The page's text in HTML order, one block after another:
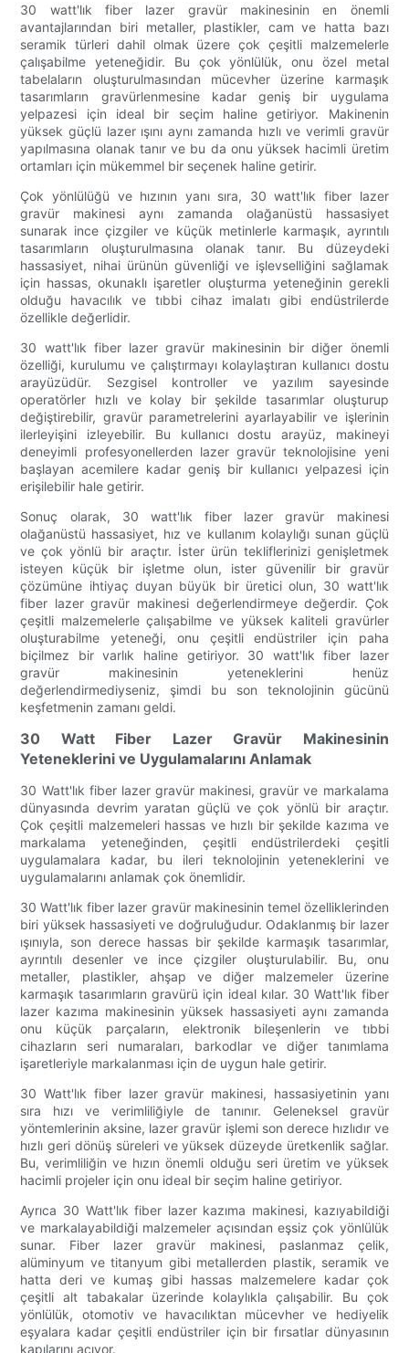
30 watt'lık fiber lazer gravür makinesinin en önemli
avantajlarından biri metaller, plastikler, cam ve hatta bazı
seramik türleri dahil olmak üzere çok çeşitli malzemelerle
çalışabilme yeteneğidir. Bu çok yönlülük, onu özel metal
tabelaların oluşturulmasından mücevher üzerine karmaşık
tasarımların gravürlenmesine kadar geniş bir uygulama
yelpazesi için ideal bir seçim haline getiriyor. Makinenin
yüksek güçlü lazer ışını aynı zamanda hızlı ve verimli gravür
yapılmasına olanak tanır ve bu da onu yüksek hacimli üretim
ortamları için mükemmel bir seçenek haline getirir.
Çok yönlülüğü ve hızının yanı sıra, 30 watt'lık fiber lazer
gravür makinesi aynı zamanda olağanüstü hassasiyet
sunarak ince çizgiler ve küçük metinlerle karmaşık, ayrıntılı
tasarımların oluşturulmasına olanak tanır. Bu düzeydeki
hassasiyet, nihai ürünün güvenliği ve işlevselliğini sağlamak
için hassas, okunaklı işaretler oluşturma yeteneğinin gerekli
olduğu havacılık ve tıbbi cihaz imalatı gibi endüstrilerde
özellikle değerlidir.
30 watt'lık fiber lazer gravür makinesinin bir diğer önemli
özelliği, kurulumu ve çalıştırmayı kolaylaştıran kullanıcı dostu
arayüzüdür. Sezgisel kontroller ve yazılım sayesinde
operatörler hızlı ve kolay bir şekilde tasarımlar oluşturup
değiştirebilir, gravür parametrelerini ayarlayabilir ve işlerinin
ilerleyişini izleyebilir. Bu kullanıcı dostu arayüz, makineyi
deneyimli profesyonellerden lazer gravür teknolojisine yeni
başlayan acemilere kadar geniş bir kullanıcı yelpazesi için
erişilebilir hale getirir.
Sonuç olarak, 30 watt'lık fiber lazer gravür makinesi
olağanüstü hassasiyet, hız ve kullanım kolaylığı sunan güçlü
ve çok yönlü bir araçtır. İster ürün tekliflerinizi genişletmek
isteyen küçük bir işletme olun, ister güvenilir bir gravür
çözümüne ihtiyaç duyan büyük bir üretici olun, 30 watt'lık
fiber lazer gravür makinesi değerlendirmeye değerdir. Çok
çeşitli malzemelerle çalışabilme ve yüksek kaliteli gravürler
oluşturabilme yeteneği, onu çeşitli endüstriler için paha
biçilmez bir varlık haline getiriyor. 30 watt'lık fiber lazer
gravür makinesinin yeteneklerini henüz
değerlendirmediyseniz, şimdi bu son teknolojinin gücünü
keşfetmenin zamanı geldi.
30 Watt Fiber Lazer Gravür Makinesinin
Yeteneklerini ve Uygulamalarını Anlamak
30 Watt'lık fiber lazer gravür makinesi, gravür ve markalama
dünyasında devrim yaratan güçlü ve çok yönlü bir araçtır.
Çok çeşitli malzemeleri hassas ve hızlı bir şekilde kazıma ve
markalama yeteneğinden, çeşitli endüstrilerdeki çeşitli
uygulamalara kadar, bu ileri teknolojinin yeteneklerini ve
uygulamalarını anlamak çok önemlidir.
30 Watt'lık fiber lazer gravür makinesinin temel özelliklerinden
biri yüksek hassasiyeti ve doğruluğudur. Odaklanmış bir lazer
ışınıyla, son derece hassas bir şekilde karmaşık tasarımlar,
ayrıntılı desenler ve ince çizgiler oluşturulabilir. Bu, onu
metaller, plastikler, ahşap ve diğer malzemeler üzerine
karmaşık tasarımların gravürü için ideal kılar. 30 Watt'lık fiber
lazer kazıma makinesinin yüksek hassasiyeti aynı zamanda
onu küçük parçaların, elektronik bileşenlerin ve tıbbi
cihazların seri numaraları, barkodlar ve diğer tanımlama
işaretleriyle markalanması için de uygun hale getirir.
30 Watt'lık fiber lazer gravür makinesi, hassasiyetinin yanı
sıra hızı ve verimliliğiyle de tanınır. Geleneksel gravür
yöntemlerinin aksine, lazer gravür işlemi son derece hızlıdır ve
hızlı geri dönüş süreleri ve yüksek düzeyde üretkenlik sağlar.
Bu, verimliliğin ve hızın önemli olduğu seri üretim ve yüksek
hacimli projeler için onu ideal bir seçim haline getiriyor.
Ayrıca 30 Watt'lık fiber lazer kazıma makinesi, kazıyabildiği
ve markalayabildiği malzemeler açısından eşsiz çok yönlülük
sunar. Fiber lazer gravür makinesi, paslanmaz çelik,
alüminyum ve titanyum gibi metallerden plastik, seramik ve
hatta deri ve kumaş gibi hassas malzemelere kadar çok
çeşitli alt tabakalar üzerinde kolaylıkla çalışabilir. Bu çok
yönlülük, otomotiv ve havacılıktan mücevher ve hediyelik
eşyalara kadar çeşitli endüstriler için bir fırsatlar dünyasının
kapılarını açıyor.